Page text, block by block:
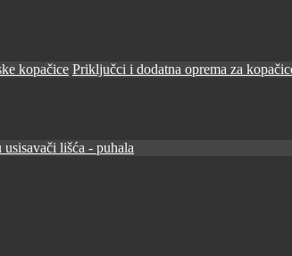
kopačice Priključci i dodatna oprema za
usisavači lišća - puhala